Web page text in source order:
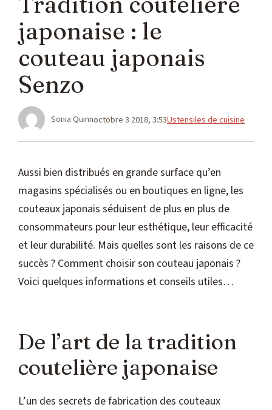
japonaise : le
couteau japonais
Senzo
Sonia Quinnoctobre 3 2018, 3:53Catégories
Ustensiles de cuisine
Aussi bien distribués en grande surface qu’en
magasins spécialisés ou en boutiques en ligne, les
couteaux japonais séduisent de plus en plus de
consommateurs pour leur esthétique, leur efficacité
et leur durabilité. Mais quelles sont les raisons de ce
succès ? Comment choisir son couteau japonais ?
Voici quelques informations et conseils utiles…
De l’art de la tradition
coutelière japonaise
L’un des secrets de fabrication des couteaux